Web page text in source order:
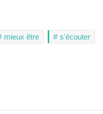
mieux être s'écouter